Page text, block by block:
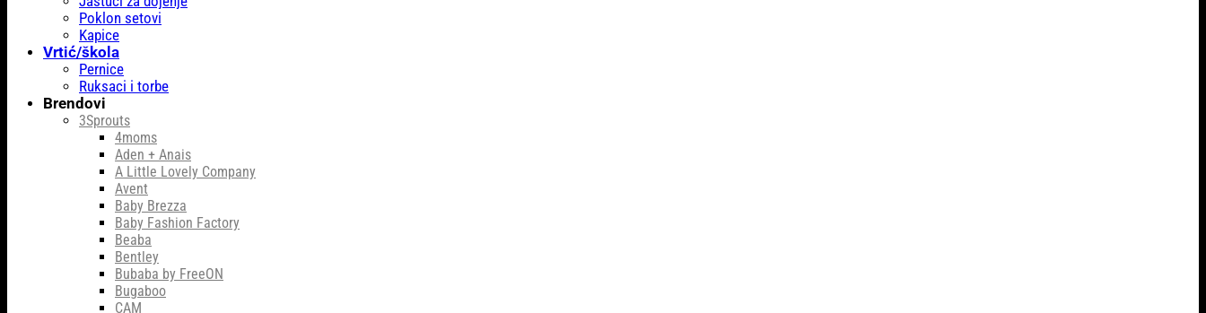
Poklon setovi
Kapice
Vrtić/škola
Pernice
Ruksaci i torbe
Brendovi
3Sprouts
4moms
Aden + Anais
A Little Lovely Company
Avent
Baby Brezza
Baby Fashion Factory
Beaba
Bentley
Bubaba by FreeON
Bugaboo
CAM